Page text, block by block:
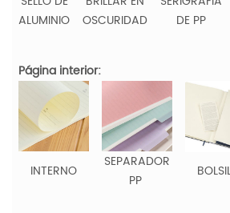
ALUMINIO
OSCURIDAD
DE PP
Página interior:
INTERNO
SEPARADOR
PP